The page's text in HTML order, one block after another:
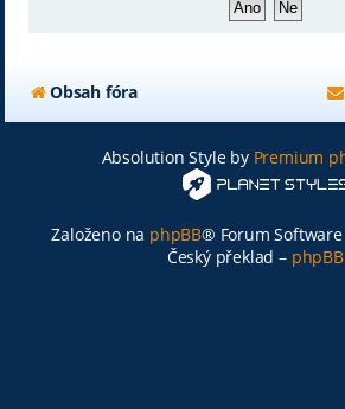
Obsah fóra
Absolution Style by Premium
Založeno na phpBB® Forum
Český překlad –